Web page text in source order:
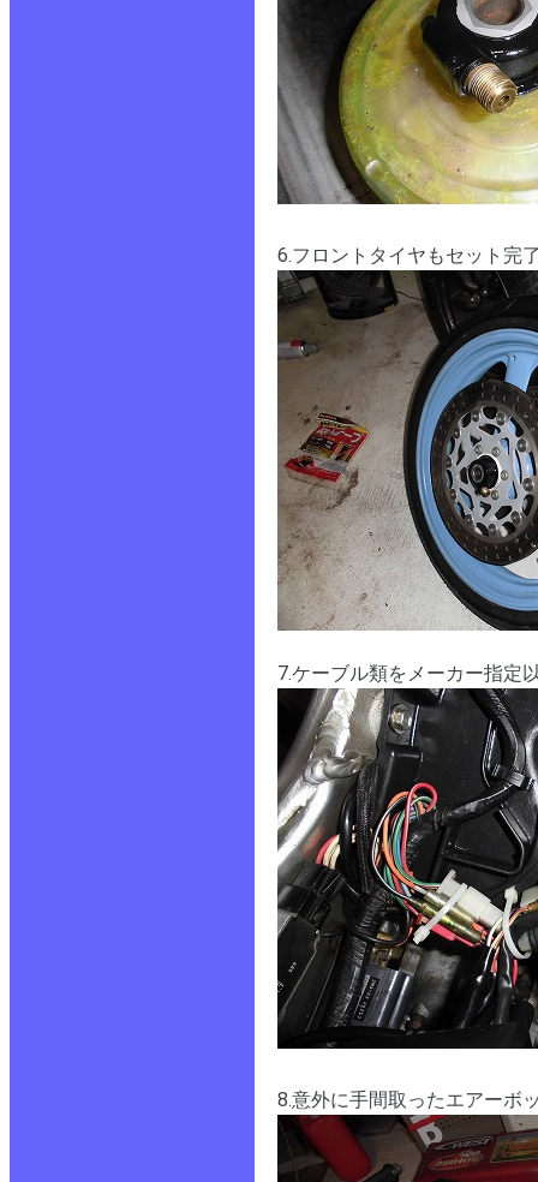
6.フロントタイヤもセット完
7.ケーブル類をメーカー指定
8.意外に手間取ったエアーボ